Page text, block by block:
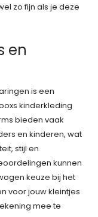
zo fijn als je deze
en
is een
kinderkleding
bieden vaak
en kinderen, wat
stijl en
kunnen
keuze bij het
voor jouw kleintjes
mee te